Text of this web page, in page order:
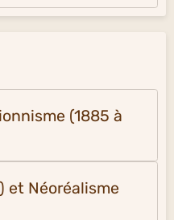
(1885 à
et Néoréalisme